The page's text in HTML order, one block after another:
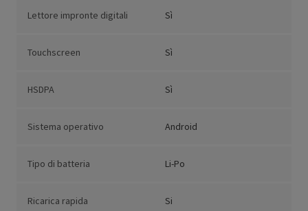
Lettore impronte digitali Sì
Touchscreen Sì
HSDPA Sì
Sistema operativo Android
Tipo di batteria Li-Po
Ricarica rapida Si